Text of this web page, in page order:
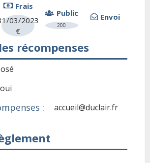
Frais
03/2023
€
Public
200
Envoi
récompenses
oui
: accueil@duclair.fr